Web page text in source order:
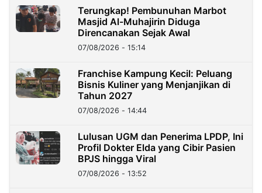
Terungkap! Pembunuhan Marbot
Masjid Al-Muhajirin Diduga
Direncanakan Sejak Awal
07/08/2026 - 15:14
Franchise Kampung Kecil: Peluang
Bisnis Kuliner yang Menjanjikan di
Tahun 2027
07/08/2026 - 14:44
Lulusan UGM dan Penerima LPDP, Ini
Profil Dokter Elda yang Cibir Pasien
BPJS hingga Viral
07/08/2026 - 13:52